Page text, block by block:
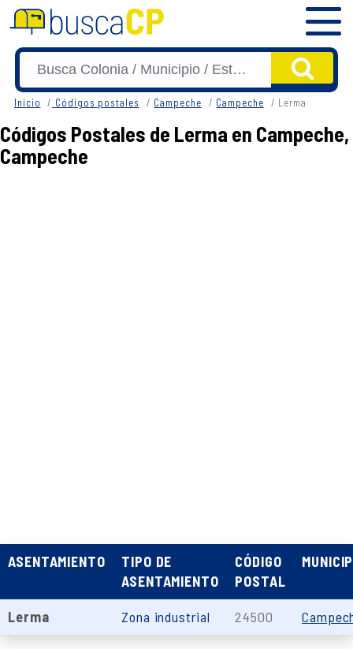
Inicio Códigos postales Campeche Campeche Lerma
Códigos Postales de Lerma en Campeche,
Campeche
ASENTAMIENTO
TIPO DE
ASENTAMIENTO
CÓDIGO
POSTAL
Lerma Zona industrial 24500